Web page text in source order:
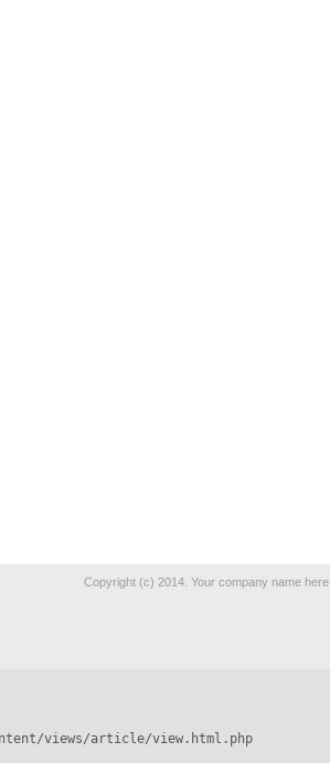
Copyright (c) 2014. Your company name here
views/article/view.html.php